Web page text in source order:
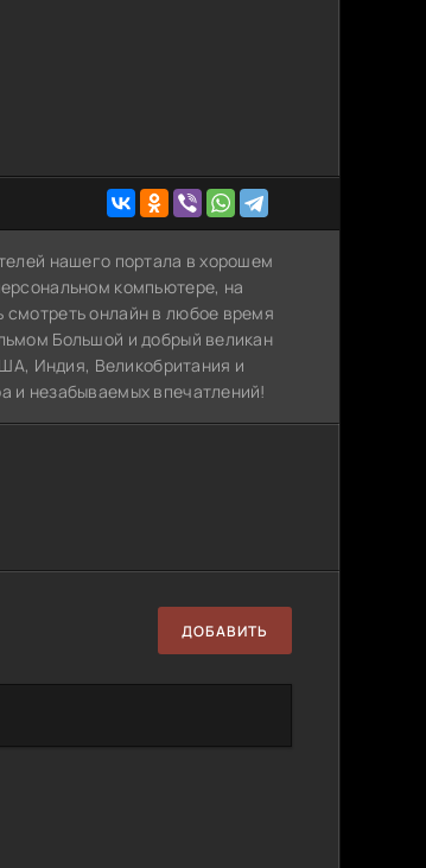
нашего портала в хорошем
компьютере, на
онлайн в любое время
Большой и добрый великан
Индия, Великобритания и
и незабываемых впечатлений!
ДОБАВИТЬ